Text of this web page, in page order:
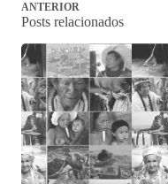
ANTERIOR
Posts relacionados